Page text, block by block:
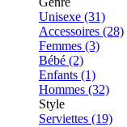
Unisexe (31)
Accessoires (28)
Femmes (3)
Bébé (2)
Enfants (1)
Hommes (32)
Style
Serviettes (19)